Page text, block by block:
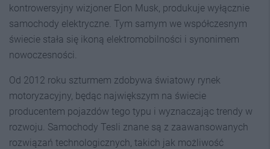
kontrowersyjny wizjoner Elon Musk, produkuje wyłącznie
samochody elektryczne. Tym samym we współczesnym
świecie stała się ikoną elektromobilności i synonimem
nowoczesności.
Od 2012 roku szturmem zdobywa światowy rynek
motoryzacyjny, będąc największym na świecie
producentem pojazdów tego typu i wyznaczając trendy w
rozwoju. Samochody Tesli znane są z zaawansowanych
rozwiązań technologicznych, takich jak możliwość